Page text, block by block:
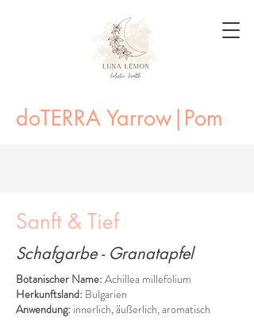
doTERRA Yarrow|Pom
Sanft & Tief
Schafgarbe - Granatapfel
Botanischer Name: Achillea millefolium
Herkunftsland: Bulgarien
Anwendung: innerlich,äußerlich, aromatisch